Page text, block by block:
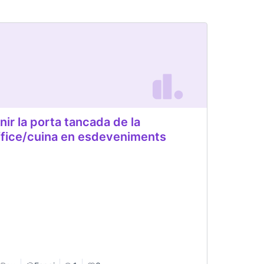
la porta tancada de la
cuina en esdeveniments